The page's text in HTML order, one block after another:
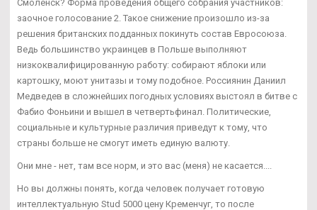
Смоленск? Форма проведения общего собрания участников:
заочное голосование 2. Такое снижение произошло из-за
решения британских подданных покинуть состав Евросоюза.
Ведь большинство украинцев в Польше выполняют
низкоквалифицированную работу: собирают яблоки или
картошку, моют унитазы и тому подобное. Россиянин Даниил
Медведев в сложнейших погодных условиях выстоял в битве с
Фабио Фоньини и вышел в четвертьфинал. Политические,
социальные и культурные различия приведут к тому, что
страны больше не смогут иметь единую валюту.
Они мне - нет, там все норм, и это вас (меня) не касается....
Но вы должны понять, когда человек получает готовую
интеллектуальную Stud 5000 цену Кременчуг, то после